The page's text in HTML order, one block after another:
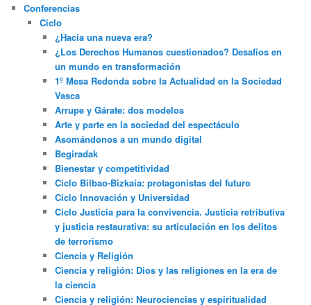
Conferencias
Ciclo
¿Hacia una nueva era?
¿Los Derechos Humanos cuestionados? Desafíos en
un mundo en transformación
1º Mesa Redonda sobre la Actualidad en la Sociedad
Vasca
Arrupe y Gárate: dos modelos
Arte y parte en la sociedad del espectáculo
Asomándonos a un mundo digital
Begiradak
Bienestar y competitividad
Ciclo Bilbao-Bizkaia: protagonistas del futuro
Ciclo Innovación y Universidad
Ciclo Justicia para la convivencia. Justicia retributiva
y justicia restaurativa: su articulación en los delitos
de terrorismo
Ciencia y Religión
Ciencia y religión: Dios y las religiones en la era de
la ciencia
Ciencia y religión: Neurociencias y espiritualidad